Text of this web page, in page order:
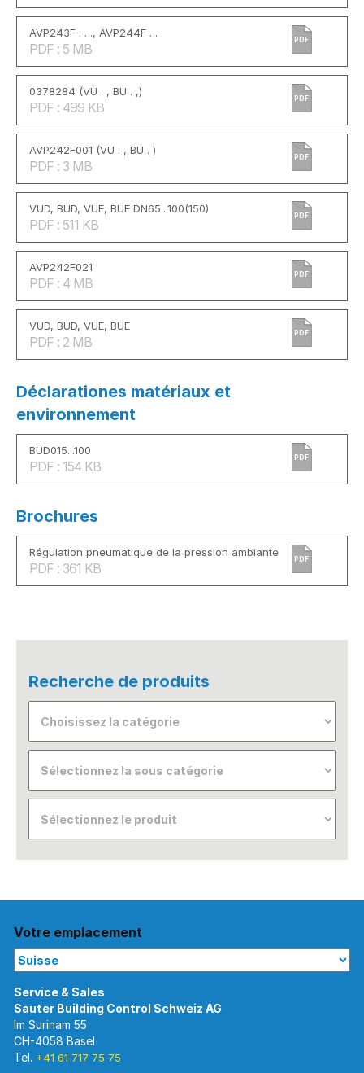
AVP243F . . ., AVP244F . . .
PDF : 5 MB
PDF
0378284 (VU . , BU . ,)
PDF : 499 KB
PDF
AVP242F001 (VU . , BU . )
PDF : 3 MB
PDF
VUD, BUD, VUE, BUE DN65...100(150)
PDF : 511 KB
PDF
AVP242F021
PDF : 4 MB
PDF
VUD, BUD, VUE, BUE
PDF : 2 MB
PDF
Déclarationes matériaux et
environnement
BUD015...100
PDF : 154 KB
PDF
Brochures
Régulation pneumatique de la pression ambiante
PDF : 361 KB
PDF
Recherche de produits
Votre emplacement
Im Surinam 55
CH-4058 Basel
Tel. +41 61 717 75 75